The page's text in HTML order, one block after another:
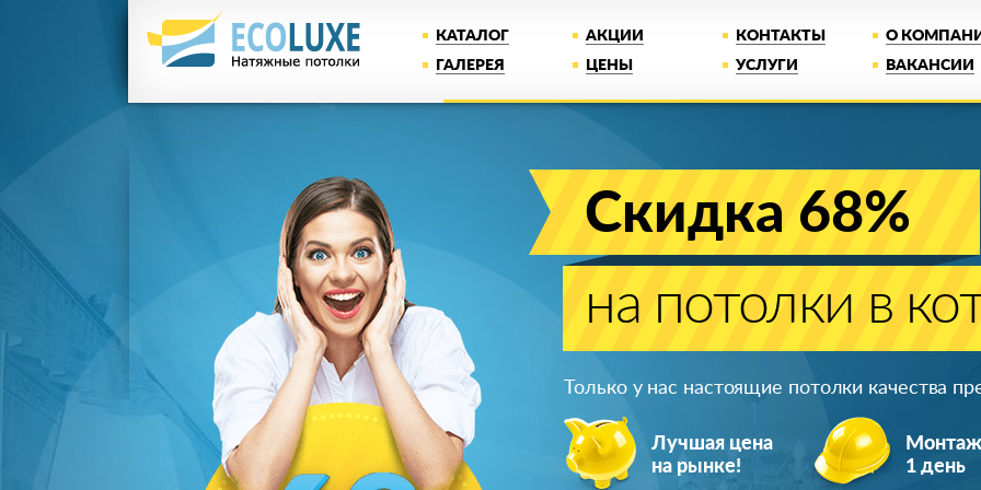
КАТАЛОГ АКЦИИ КОНТАКТЫ
О
ГАЛЕРЕЯ
ЦЕНЫ УСЛУГИ ВАКАНСИИ
Скидка 68%
на потолки в
Только у нас настоящие потолки качества
Лучшая цена
на рынке!
Монтаж
1 день